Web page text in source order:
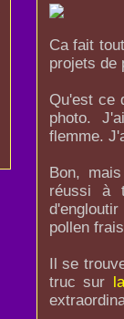
Ca fait
projets de
Qu'est ce
photo.
flemme.
Bon,
réussi à
pollen
Il se
truc sur